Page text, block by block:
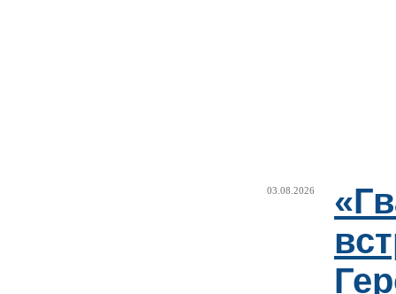
03.08.2026